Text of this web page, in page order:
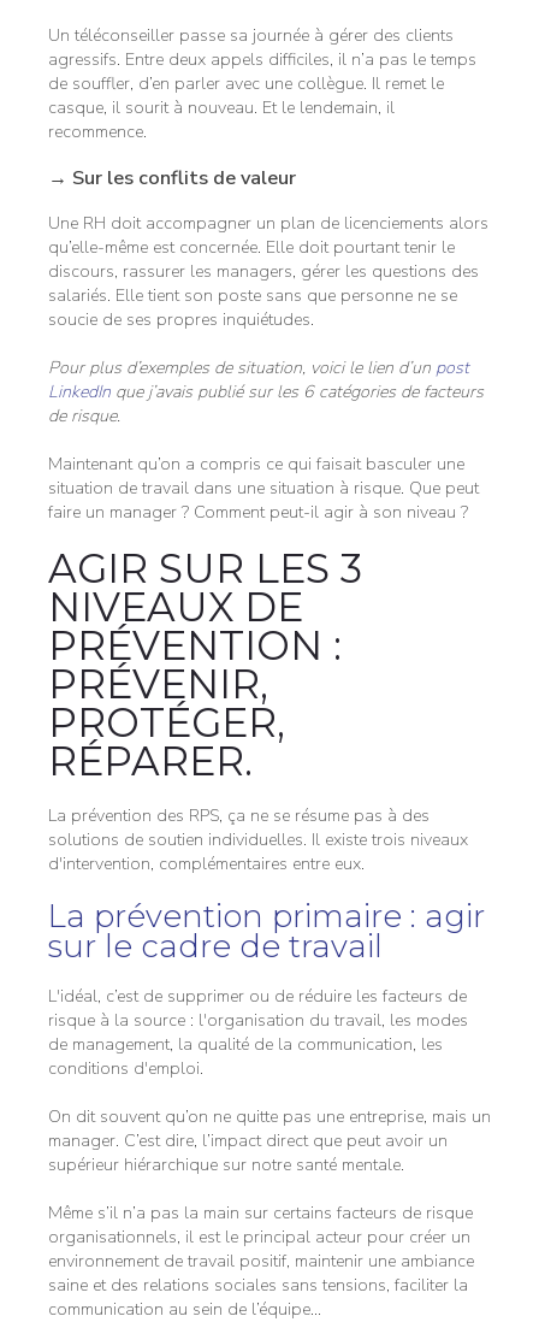
Un téléconseiller passe sa journée à gérer des clients
agressifs. Entre deux appels difficiles, il n’a pas le temps
de souffler, d’en parler avec une collègue. Il remet le
casque, il sourit à nouveau. Et le lendemain, il
recommence.
→ Sur les conflits de valeur
Une RH doit accompagner un plan de licenciements alors
qu’elle-même est concernée. Elle doit pourtant tenir le
discours, rassurer les managers, gérer les questions des
salariés. Elle tient son poste sans que personne ne se
soucie de ses propres inquiétudes.
Pour plus d’exemples de situation, voici le lien d’un post
LinkedIn que j’avais publié sur les 6 catégories de facteurs
de risque.
Maintenant qu’on a compris ce qui faisait basculer une
situation de travail dans une situation à risque. Que peut
faire un manager ? Comment peut-il agir à son niveau ?
AGIR SUR LES 3
NIVEAUX DE
PRÉVENTION :
PRÉVENIR,
PROTÉGER,
RÉPARER.
La prévention des RPS, ça ne se résume pas à des
solutions de soutien individuelles. Il existe trois niveaux
d'intervention, complémentaires entre eux.
La prévention primaire : agir
sur le cadre de travail
L'idéal, c’est de supprimer ou de réduire les facteurs de
risque à la source : l'organisation du travail, les modes
de management, la qualité de la communication, les
conditions d'emploi.
On dit souvent qu’on ne quitte pas une entreprise, mais un
manager. C’est dire, l’impact direct que peut avoir un
supérieur hiérarchique sur notre santé mentale.
Même s’il n’a pas la main sur certains facteurs de risque
organisationnels, il est le principal acteur pour créer un
environnement de travail positif, maintenir une ambiance
saine et des relations sociales sans tensions, faciliter la
communication au sein de l’équipe…